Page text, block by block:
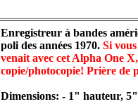
Enregistreur à bandes
poli des années 1970. Si
venait avec cet Alpha One
copie/photocopie! Prière de
Dimensions: - 1" hauteur,